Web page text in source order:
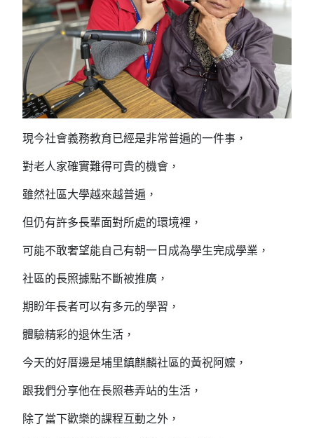
現今社會義務教育已經是非常普遍的一件事，
對老人家確實難得可貴的機會，
雖然社區大學越來越普遍，
但仍有許多長輩面對所處的環境裡，
可能不敢奢望能自己有朝一日成為學生完成學業，
社區的長照據點不斷被推廣，
期盼年長者可以有多元的學習，
體驗精彩的退休生活，
今天的好厝邊是埔里鎮麒麟社區的黃祝阿嬤，
跟我們分享他在長照巷弄站的生活，
除了當下歡樂的課程互動之外，